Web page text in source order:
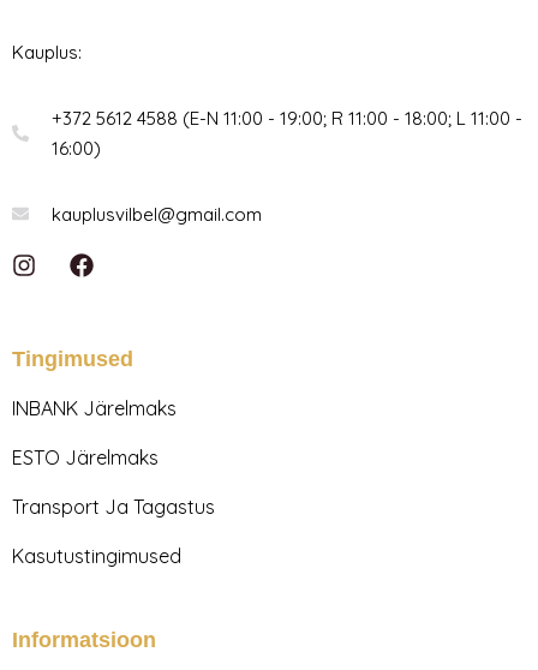
Kauplus:
+372 5612 4588 (E-N 11:00 - 19:00; R 11:00 - 18:00; L 11:00 -
16:00)
kauplusvilbel@gmail.com
I
a
r
m
F
a
b
o
Tingimused
INBANK Järelmaks
ESTO Järelmaks
Transport Ja Tagastus
Kasutustingimused
Informatsioon